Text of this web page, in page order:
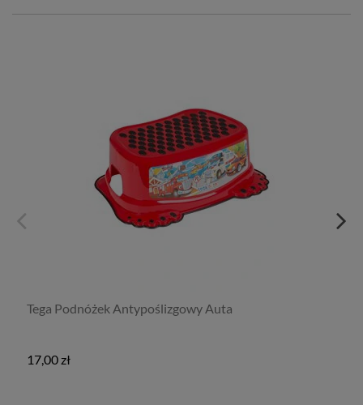
Tega Podnóżek Antypoślizgowy Auta
17,00 zł